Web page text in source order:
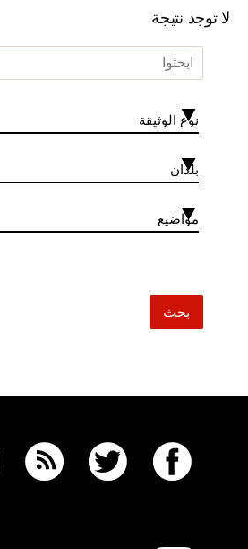
لا توجد نتيجة